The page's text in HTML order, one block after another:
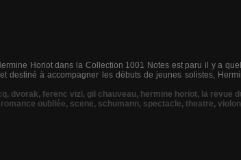
Horiot dans la Collection 1001 Notes est paru il y a
destiné à accompagner les débuts de jeunes solistes,
, dvorak, ferenc vizi, gil chauveau, hermine horiot, la revue
romance oubliée, scene, schumann, spectacle, theatre,